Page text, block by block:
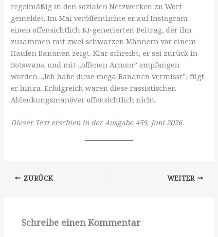
regelmäßig in den sozialen Netzwerken zu Wort
gemeldet. Im Mai veröffentlichte er auf Instagram
einen offensichtlich KI-generierten Beitrag, der ihn
zusammen mit zwei schwarzen Männern vor einem
Haufen Bananen zeigt. Klar schreibt, er sei zurück in
Botswana und mit „offenen Armen” empfangen
worden. „Ich habe diese mega Bananen vermisst”, fügt
er hinzu. Erfolgreich waren diese rassistischen
Ablenkungsmanöver offensichtlich nicht.
Dieser Text erschien in der Ausgabe 459, Juni 2026.
ZURÜCK WEITER
Schreibe einen Kommentar